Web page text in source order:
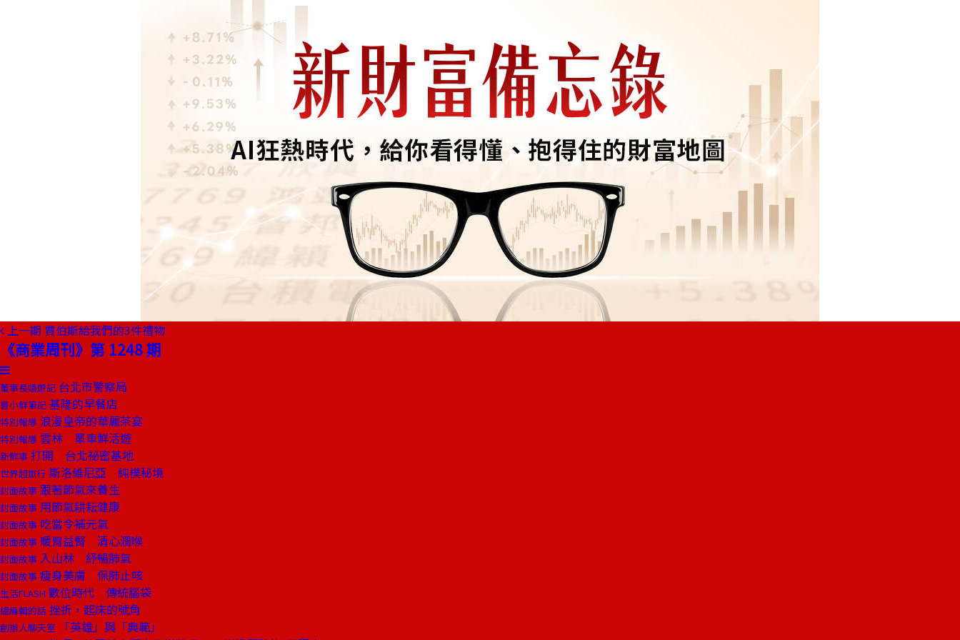
上一期 賈伯斯給我們的3件禮物
《商業周刊》第 1248 期
董事長嬉遊記 台北市警察局
嘗小鮮筆記 基隆的早餐店
特別報導 浪漫皇帝的華麗茶宴
特別報導 雲林 單車鮮活遊
新鮮事 打開 台北祕密基地
世界超旅行 斯洛維尼亞 純樸秘境
封面故事 跟著節氣來養生
封面故事 用節氣耕耘健康
封面故事 吃當令補元氣
封面故事 暖胃益腎 清心潤喉
封面故事 入山林 紓暢肺氣
封面故事 瘦身美膚 保肺止咳
生活FLASH 數位時代 傳統腦袋
總編輯的話 挫折，起床的號角
創辦人聊天室 「英雄」與「典範」